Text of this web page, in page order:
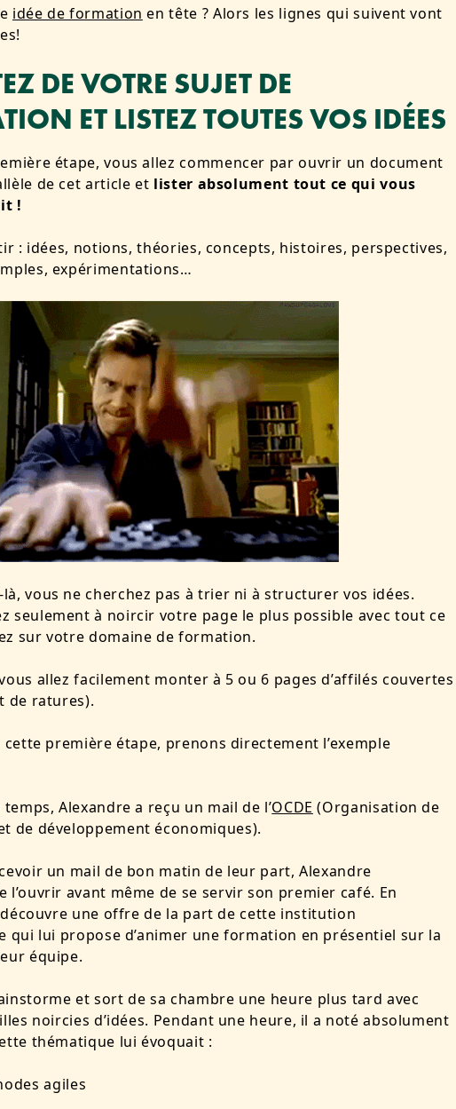
idée de formation en tête ? Alors les lignes qui suivent vont
DE VOTRE SUJET DE
ET LISTEZ TOUTES VOS IDÉES
étape, vous allez commencer par ouvrir un document
de cet article et lister absolument tout ce qui vous
!
: idées, notions, théories, concepts, histoires, perspectives,
expérimentations…
vous ne cherchez pas à trier ni à structurer vos idées.
seulement à noircir votre page le plus possible avec tout ce
sur votre domaine de formation.
allez facilement monter à 5 ou 6 pages d’affilés couvertes
de ratures).
première étape, prenons directement l’exemple
Alexandre a reçu un mail de l’OCDE (Organisation de
de développement économiques).
un mail de bon matin de leur part, Alexandre
l’ouvrir avant même de se servir son premier café. En
découvre une offre de la part de cette institution
qui lui propose d’animer une formation en présentiel sur la
équipe.
et sort de sa chambre une heure plus tard avec
noircies d’idées. Pendant une heure, il a noté absolument
thématique lui évoquait :
agiles